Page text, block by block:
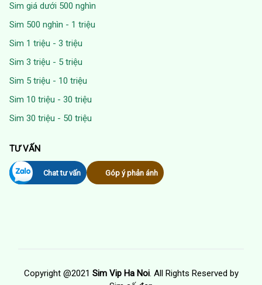
Sim giá dưới 500 nghìn
Sim 500 nghìn - 1 triệu
Sim 1 triệu - 3 triệu
Sim 3 triệu - 5 triệu
Sim 5 triệu - 10 triệu
Sim 10 triệu - 30 triệu
Sim 30 triệu - 50 triệu
TƯ VẤN
Chat tư vấn Góp ý phản ánh
Copyright @2021 Sim Vip Ha Noi. All Rights Reserved by